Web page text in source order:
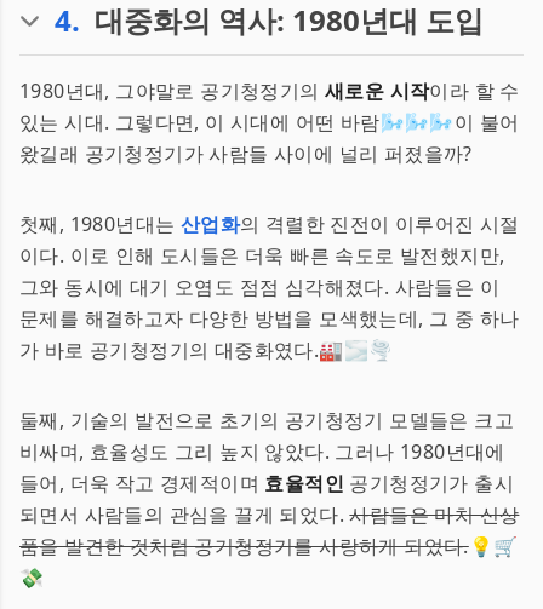
4. 대중화의 역사: 1980년대 도입
1980년대, 그야말로 공기청정기의 새로운 시작이라 할 수
있는 시대. 그렇다면, 이 시대에 어떤 바람🌬🌬🌬이 불어
왔길래 공기청정기가 사람들 사이에 널리 퍼졌을까?
첫째, 1980년대는 산업화의 격렬한 진전이 이루어진 시절
이다. 이로 인해 도시들은 더욱 빠른 속도로 발전했지만,
그와 동시에 대기 오염도 점점 심각해졌다. 사람들은 이
문제를 해결하고자 다양한 방법을 모색했는데, 그 중 하나
가 바로 공기청정기의 대중화였다.🏭🌫🌪
둘째, 기술의 발전으로 초기의 공기청정기 모델들은 크고
비싸며, 효율성도 그리 높지 않았다. 그러나 1980년대에
들어, 더욱 작고 경제적이며 효율적인 공기청정기가 출시
되면서 사람들의 관심을 끌게 되었다.사람들은 마치 신상
품을 발견한 것처럼 공기청정기를 사랑하게 되었다.💡🛒
💸